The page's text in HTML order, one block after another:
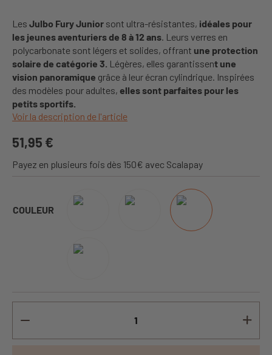
Les Julbo Fury Junior sont ultra-résistantes, idéales pour
les jeunes aventuriers de 8 à 12 ans. Leurs verres en
polycarbonate sont légers et solides, offrant une protection
solaire de catégorie 3. Légères, elles garantissent une
vision panoramique grâce à leur écran cylindrique. Inspirées
des modèles pour adultes, elles sont parfaites pour les
petits sportifs.
Voir la description de l'article
51,95 €
Payez en plusieurs fois dès 150€ avec Scalapay
COULEUR